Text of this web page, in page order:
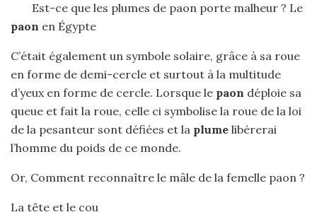
Est-ce que les plumes de paon porte malheur ? Le
paon en Égypte
C’était également un symbole solaire, grâce à sa roue
en forme de demi-cercle et surtout à la multitude
d’yeux en forme de cercle. Lorsque le paon déploie sa
queue et fait la roue, celle ci symbolise la roue de la loi
de la pesanteur sont défiées et la plume libérerai
l’homme du poids de ce monde.
Or, Comment reconnaître le mâle de la femelle paon ?
La tête et le cou